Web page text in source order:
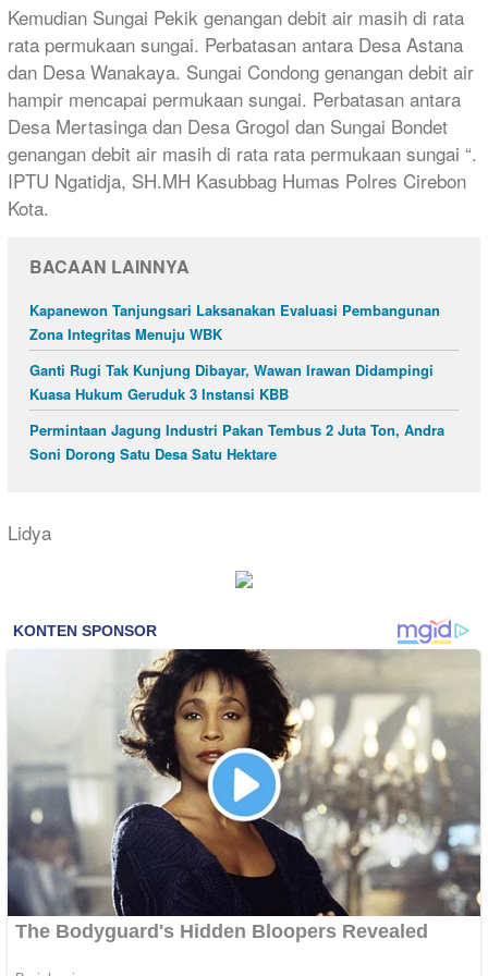
Kemudian Sungai Pekik genangan debit air masih di rata
rata permukaan sungai. Perbatasan antara Desa Astana
dan Desa Wanakaya. Sungai Condong genangan debit air
hampir mencapai permukaan sungai. Perbatasan antara
Desa Mertasinga dan Desa Grogol dan Sungai Bondet
genangan debit air masih di rata rata permukaan sungai “.
IPTU Ngatidja, SH.MH Kasubbag Humas Polres Cirebon
Kota.
BACAAN LAINNYA
Kapanewon Tanjungsari Laksanakan Evaluasi Pembangunan
Zona Integritas Menuju WBK
Ganti Rugi Tak Kunjung Dibayar, Wawan Irawan Didampingi
Kuasa Hukum Geruduk 3 Instansi KBB
Permintaan Jagung Industri Pakan Tembus 2 Juta Ton, Andra
Soni Dorong Satu Desa Satu Hektare
Lidya